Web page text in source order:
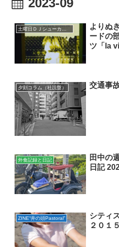
2023-09
よりぬ
ードの
ツ「la
夕刻コラム（社説盤） 交通事
外食記録と日記
田中の
日記
ZINE“井の頭Pastoral”
シティ
２０１